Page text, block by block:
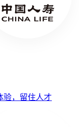
验，留住人才